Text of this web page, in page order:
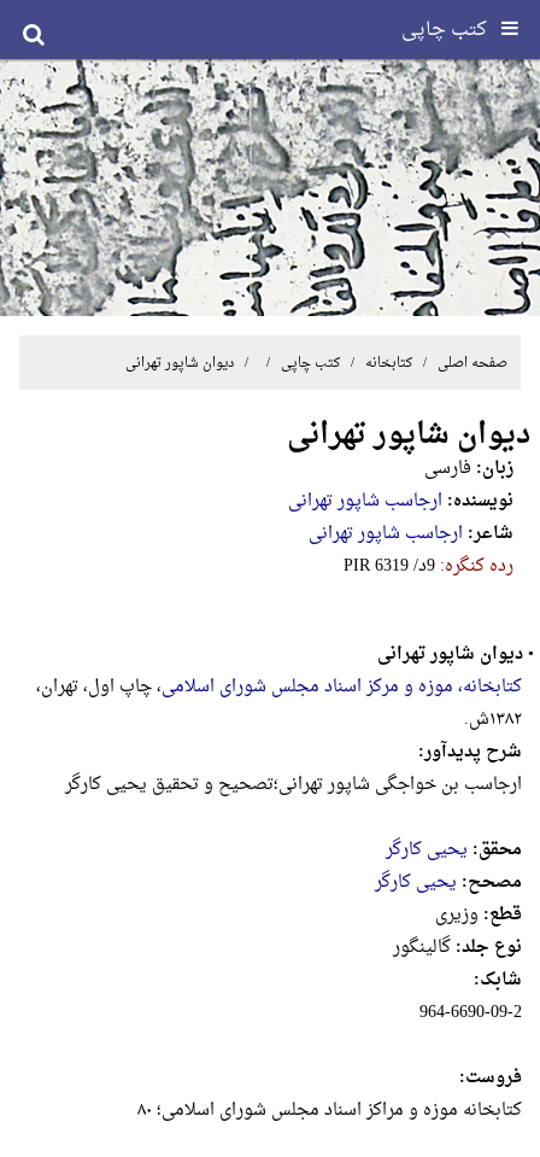
کتب چاپی
صفحه اصلی / کتابخانه /کتب چاپی / / دیوان شاپور تهرانی
دیوان شاپور تهرانی
زبان: فارسی
نویسنده: ارجاسب شاپور تهرانی
شاعر: ارجاسب شاپور تهرانی
رده کنگره:‎P‎‎‎I‎‎‎R‎‎‎ ‎6‎3‎1‎9‎ ‎/‎د‎9
•دیوان شاپور تهرانی
کتابخانه، موزه و مرکز اسناد مجلس شورای اسلامی، چاپ اول، تهران،
۱۳۸۲ش.
شرح پدیدآور:
ارجاسب بن خواجگی شاپور تهرانی؛تصحیح‌ و تحقیق‌ یحیی‌ کارگر
محقق: یحیی کارگر
مصحح: یحیی کارگر
قطع: وزيرى
نوع جلد:گالینگور
شابک:
964-6690-09-2
فروست:
کتابخانه‌ موزه‌ و مر‌اکز ‌اسناد مجلس‌ شور‌ا‌ی‌ ‌اسلامی‌؛ ۸۰